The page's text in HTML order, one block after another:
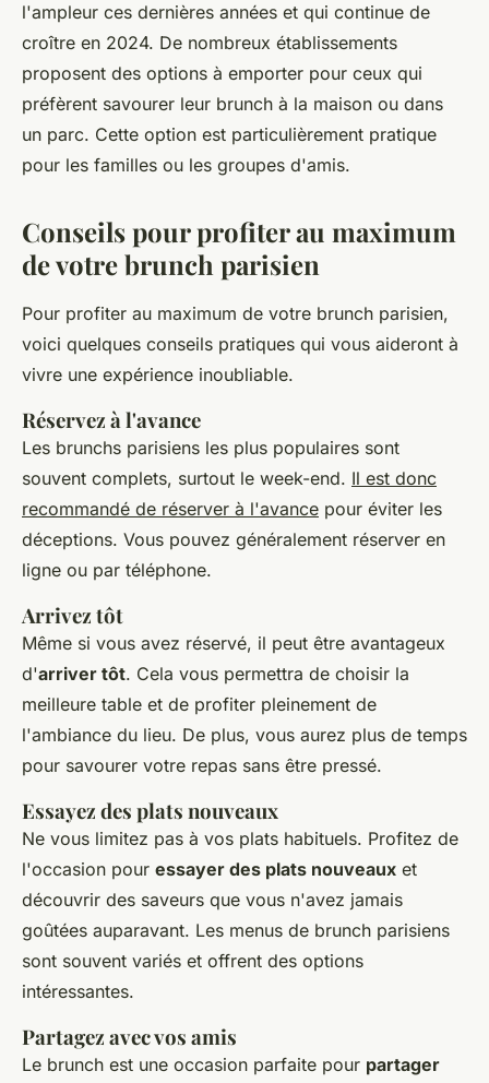
l'ampleur ces dernières années et qui continue de
croître en 2024. De nombreux établissements
proposent des options à emporter pour ceux qui
préfèrent savourer leur brunch à la maison ou dans
un parc. Cette option est particulièrement pratique
pour les familles ou les groupes d'amis.
Conseils pour profiter au maximum
de votre brunch parisien
Pour profiter au maximum de votre brunch parisien,
voici quelques conseils pratiques qui vous aideront à
vivre une expérience inoubliable.
Réservez à l'avance
Les brunchs parisiens les plus populaires sont
souvent complets, surtout le week-end. Il est donc
recommandé de réserver à l'avance pour éviter les
déceptions. Vous pouvez généralement réserver en
ligne ou par téléphone.
Arrivez tôt
Même si vous avez réservé, il peut être avantageux
d'arriver tôt. Cela vous permettra de choisir la
meilleure table et de profiter pleinement de
l'ambiance du lieu. De plus, vous aurez plus de temps
pour savourer votre repas sans être pressé.
Essayez des plats nouveaux
Ne vous limitez pas à vos plats habituels. Profitez de
l'occasion pour essayer des plats nouveaux et
découvrir des saveurs que vous n'avez jamais
goûtées auparavant. Les menus de brunch parisiens
sont souvent variés et offrent des options
intéressantes.
Partagez avec vos amis
Le brunch est une occasion parfaite pour partager